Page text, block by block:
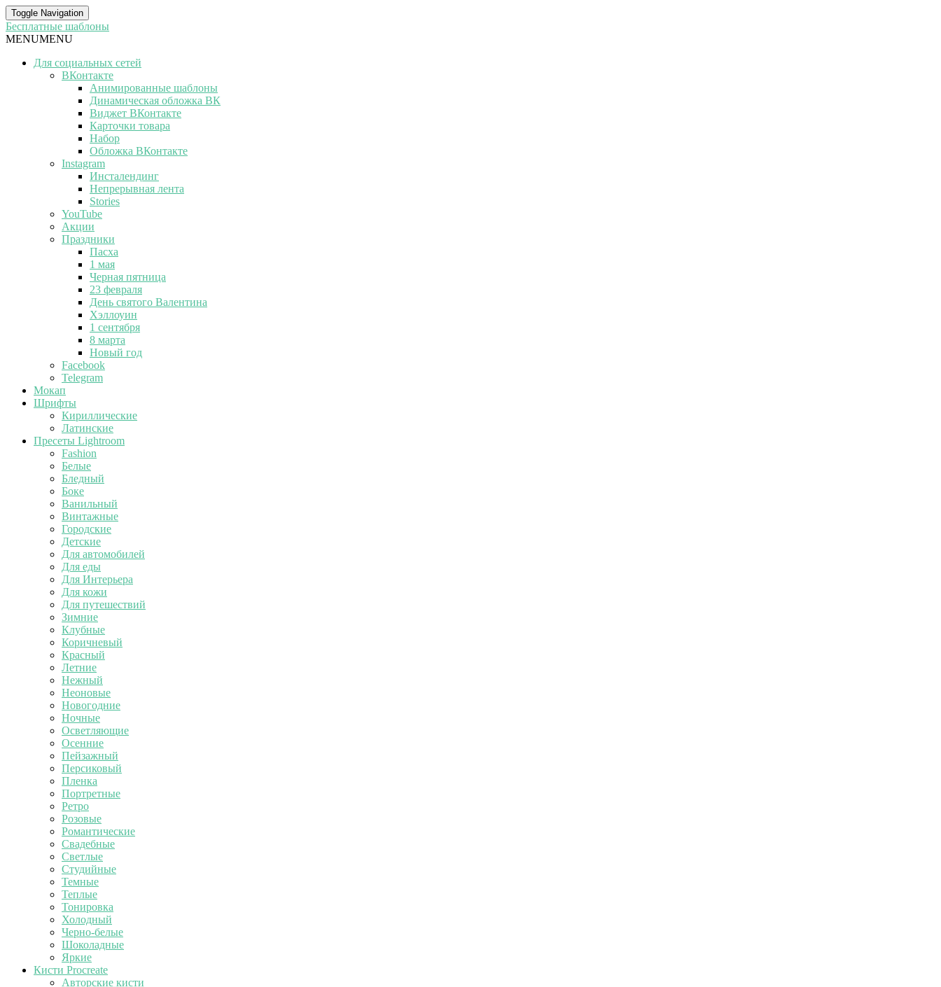
Toggle Navigation
Бесплатные шаблоны
MENUMENU
Для социальных сетей
ВКонтакте
Анимированные шаблоны
Динамическая обложка ВК
Виджет ВКонтакте
Карточки товара
Набор
Обложка ВКонтакте
Instagram
Инсталендинг
Непрерывная лента
Stories
YouTube
Акции
Праздники
Пасха
1 мая
Черная пятница
23 февраля
День святого Валентина
Хэллоуин
1 сентября
8 марта
Новый год
Facebook
Telegram
Мокап
Шрифты
Кириллические
Латинские
Пресеты Lightroom
Fashion
Белые
Бледный
Боке
Ванильный
Винтажные
Городские
Детские
Для автомобилей
Для еды
Для Интерьера
Для кожи
Для путешествий
Зимние
Клубные
Коричневый
Красный
Летние
Нежный
Неоновые
Новогодние
Ночные
Осветляющие
Осенние
Пейзажный
Персиковый
Пленка
Портретные
Ретро
Розовые
Романтические
Свадебные
Светлые
Студийные
Темные
Теплые
Тонировка
Холодный
Черно-белые
Шоколадные
Яркие
Кисти Procreate
Авторские кисти